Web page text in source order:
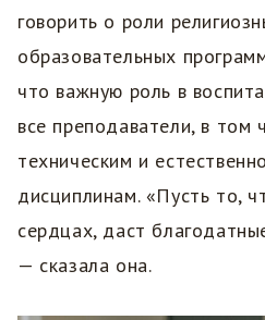
говорить о роли
образовательных
что важную роль в
все преподаватели, в том
техническим и
дисциплинам. «Пусть то,
сердцах, даст
— сказала она.